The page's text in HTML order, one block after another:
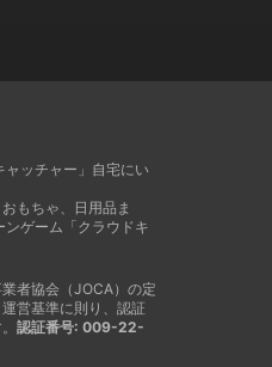
ャッチャー」自宅にい
もちゃ、日用品ま
ゲーム「クラウドキ
者協会（JOCA）の定
営基準に則り、認証
認証番号: 009-22-